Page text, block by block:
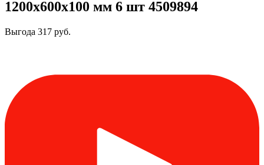
1200х600х100 мм 6 шт 4509894
Выгода 317 руб.